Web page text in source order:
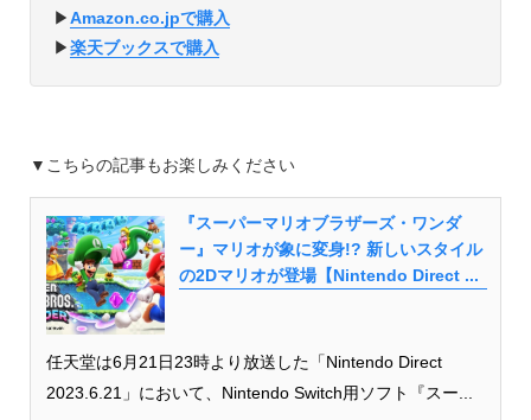
▶︎Amazon.co.jpで購入
▶︎楽天ブックスで購入
▼こちらの記事もお楽しみください
『スーパーマリオブラザーズ・ワンダ
ー』マリオが象に変身!? 新しいスタイル
の2Dマリオが登場【Nintendo Direct ...
任天堂は6月21日23時より放送した「Nintendo Direct
2023.6.21」において、Nintendo Switch用ソフト『スー...